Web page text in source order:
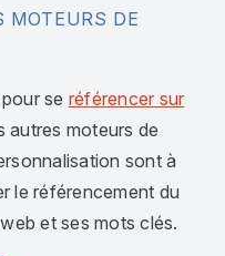
DE
se référencer sur
autres moteurs de
sont à
le référencement du
et ses mots clés.